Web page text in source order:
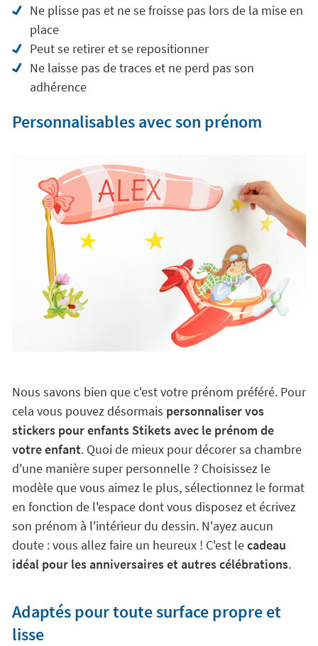
Ne plisse pas et ne se froisse pas lors de la mise en
place
Peut se retirer et se repositionner
Ne laisse pas de traces et ne perd pas son
adhérence
Personnalisables avec son prénom
Nous savons bien que c'est votre prénom préféré. Pour
cela vous pouvez désormais personnaliser vos
stickers pour enfants Stikets avec le prénom de
votre enfant. Quoi de mieux pour décorer sa chambre
d'une manière super personnelle ? Choisissez le
modèle que vous aimez le plus, sélectionnez le format
en fonction de l'espace dont vous disposez et écrivez
son prénom à l'intérieur du dessin. N'ayez aucun
doute : vous allez faire un heureux ! C'est lecadeau
idéal pour les anniversaires et autres célébrations.
Adaptés pour toute surface propre et
lisse